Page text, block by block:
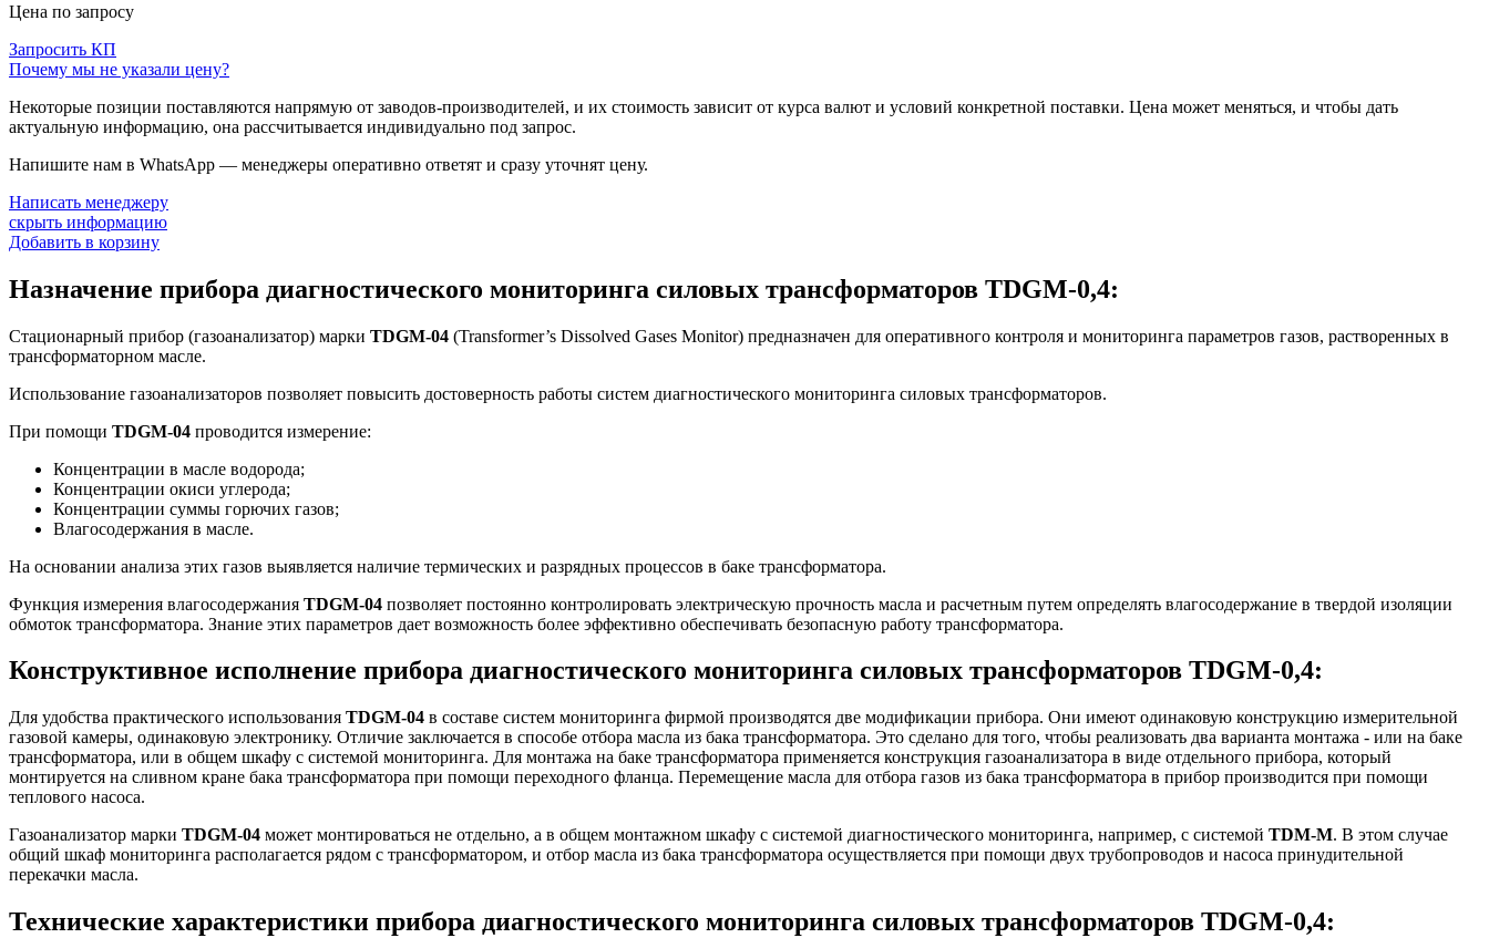
Цена по запросу
Запросить КП
Почему мы не указали цену?
Некоторые позиции поставляются напрямую от заводов-производителей, и их стоимость зависит от курса валют и условий конкретной поставки. Цена может меняться, и чтобы дать
актуальную информацию, она рассчитывается индивидуально под запрос.
Напишите нам в WhatsApp — менеджеры оперативно ответят и сразу уточнят цену.
Написать менеджеру
скрыть информацию
Добавить в корзину
Назначение прибора диагностического мониторинга силовых трансформаторов TDGM-0,4:
Стационарный прибор (газоанализатор) марки TDGM-04 (Transformer’s Dissolved Gases Monitor) предназначен для оперативного контроля и мониторинга параметров газов, растворенных в
трансформаторном масле.
Использование газоанализаторов позволяет повысить достоверность работы систем диагностического мониторинга силовых трансформаторов.
При помощи TDGM-04 проводится измерение:
Концентрации в масле водорода;
Концентрации окиси углерода;
Концентрации суммы горючих газов;
Влагосодержания в масле.
На основании анализа этих газов выявляется наличие термических и разрядных процессов в баке трансформатора.
Функция измерения влагосодержания TDGM-04 позволяет постоянно контролировать электрическую прочность масла и расчетным путем определять влагосодержание в твердой изоляции
обмоток трансформатора. Знание этих параметров дает возможность более эффективно обеспечивать безопасную работу трансформатора.
Конструктивное исполнение прибора диагностического мониторинга силовых трансформаторов TDGM-0,4:
Для удобства практического использования TDGM-04 в составе систем мониторинга фирмой производятся две модификации прибора. Они имеют одинаковую конструкцию измерительной
газовой камеры, одинаковую электронику. Отличие заключается в способе отбора масла из бака трансформатора. Это сделано для того, чтобы реализовать два варианта монтажа - или на баке
трансформатора, или в общем шкафу с системой мониторинга. Для монтажа на баке трансформатора применяется конструкция газоанализатора в виде отдельного прибора, который
монтируется на сливном кране бака трансформатора при помощи переходного фланца. Перемещение масла для отбора газов из бака трансформатора в прибор производится при помощи
теплового насоса.
Газоанализатор марки TDGM-04 может монтироваться не отдельно, а в общем монтажном шкафу с системой диагностического мониторинга, например, с системой TDM-M. В этом случае
общий шкаф мониторинга располагается рядом с трансформатором, и отбор масла из бака трансформатора осуществляется при помощи двух трубопроводов и насоса принудительной
перекачки масла.
Технические характеристики прибора диагностического мониторинга силовых трансформаторов TDGM-0,4: